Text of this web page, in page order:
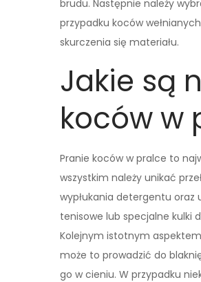
brudu. Następnie należy
przypadku koców
skurczenia się materiału.
Jakie są
koców w
Pranie koców w pralce to
wszystkim należy unikać
wypłukania detergentu oraz
tenisowe lub specjalne kulki
Kolejnym istotnym aspektem
może to prowadzić do
go w cieniu. W przypadku